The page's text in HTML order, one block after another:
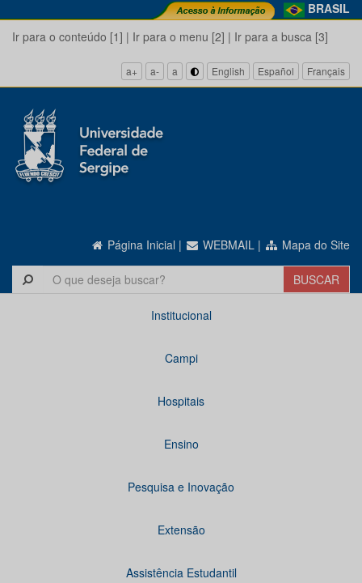
BRASIL
Ir para o conteúdo [1] | Ir para o menu [2] | Ir para a busca [3]
a+ a- a English Español Français
Página Inicial | WEBMAIL | Mapa do Site
Institucional
Campi
Hospitais
Ensino
Pesquisa e Inovação
Extensão
Assistência Estudantil